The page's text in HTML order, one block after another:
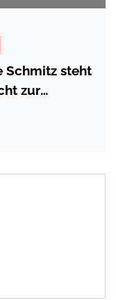
Schmitz steht
zur